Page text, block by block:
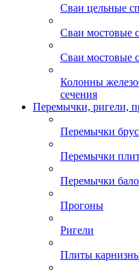
Сваи цельные
Сваи мостовые
Сваи мостовые
Колонны
сечения
Перемычки, ригели,
Перемычки
Перемычки
Перемычки
Прогоны
Ригели
Плиты